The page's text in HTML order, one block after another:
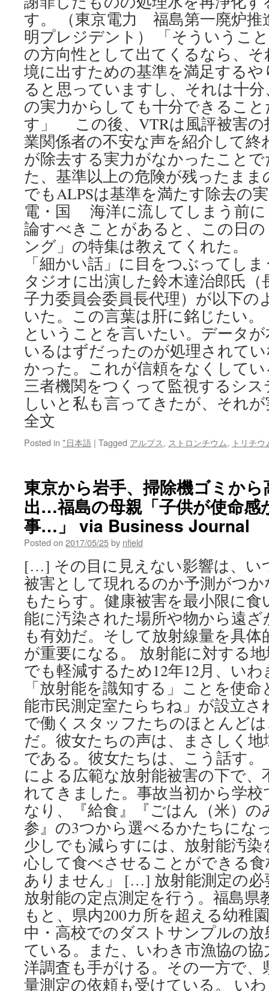
す。 （東京電力 福島第一廃炉推
明プレジデント） 「そういうこ
の方向性として出てくるなら、
境に出すための基準を満足する
ると思っていますし、それは十
の実力からしても十分できるこ
す」 この後、VTRは風評被害の
業関係者の不安な声を紹介して終
が除去する実力がなかったこと
た、基準以上の危険が残ったまま
でもALPSは基準を満たす除去の
電・国 海洋に流してしまう前に
論すべきことがあると、この日
ング」の特集は教えてくれた。
「細かい話」に目をつぶってし
タジオに出演した鈴木達治郎氏（
子力委員会委員長代理）が以下
いた。この言葉は肝に銘じたい。
ということを言いたい。データ
いるはずだったのが処理されて
かった。これが信頼をなくして
三者機関をつくって監視するシ
しいと私も言ってきたが、それ
全文
Posted in *日本語 | Tagged アルプス, ストロンチウム, トリチウ
東京から岩手、掃除機ゴミか
出…福島の母親「子供が使命感
事…」 via Business Journal
Posted on 2017/05/25by nfield
[…] その目に見えない影響は、い
被害として現れるのか予測がつ
もたらす。健康被害を最小限に
能に汚染された場所や物から遠
も有効だ。そして放射線量を具
が重要になる。 放射能に対する
でも軽減するため12年12月、い
「放射能を識知する」ことを使
能市民測定室たらちね」が設立
で働くスタッフたちのほとんど
だ。彼女たちの声は、まさしく
である。彼女たちは、こう話す。
による広範な放射能被害の下で
れてきました。事故当初から学
なり、『給食』『ごはん（米）の
参』の3つから選べるかたちにな
少しでも減らすには、放射能汚
心して食べさせることができる
ありません」 […] 放射能測定の必
放射能の定点測定を行う。福島県
もと、県内200カ所を超える幼稚
中・高校でのダストサンプルの
ている。また、いわき市漁協の
洋調査も手がける。その一方で、
量測定の依頼も受けている。 い